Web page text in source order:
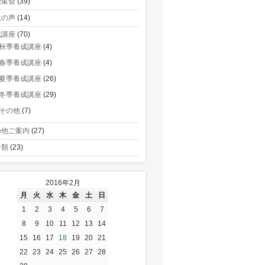
声 (14)
座 (70)
季養成講座 (4)
季養成講座 (4)
夏季養成講座 (26)
季養成講座 (29)
その他 (7)
ご案内 (27)
(23)
2016年2月
月
火 水 木 金 土
日
1
2 3 4 5 6
7
8
9 10 11 12 13
14
15
16 17 18 19 20 21
22
23 24 25 26 27
28